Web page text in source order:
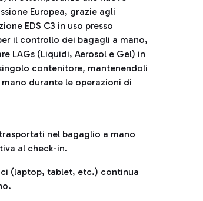
Europea, grazie agli
EDS C3 in uso presso
il controllo dei bagagli a mano,
LAGs (Liquidi, Aerosol e Gel) in
contenitore, mantenendoli
durante le operazioni di
nel bagaglio a mano
al check-in.
(laptop, tablet, etc.) continua